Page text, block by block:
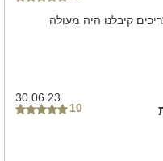
קיבלנו היה מעולה
30.06.23
10